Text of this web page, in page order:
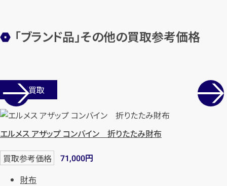
「ブランド品」その他の買取参考価格
店舗買取
エルメス アザップ コンバイン 折りたたみ財布
買取参考価格 71,000円
財布